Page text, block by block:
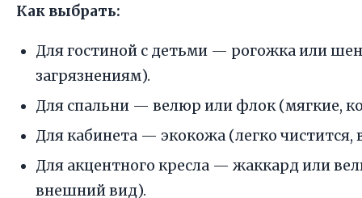
Как выбрать:
Для гостиной с детьми — рогожка или
загрязнениям).
Для спальни — велюр или флок (мягкие,
Для кабинета — экокожа (легко чистится,
Для акцентного кресла — жаккард или
внешний вид).